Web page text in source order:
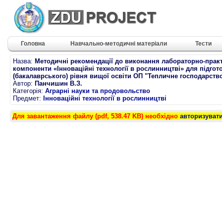
Головна Навчально-методичні матеріали Тести
Назва: Методичні рекомендації до виконання лабораторно-
компоненти «Інноваційні технології в рослинництві» для
(бакалаврського) рівня вищої освіти ОП "Тепличне
Автор: Панчишин В.З.
Категорія: Аграрні науки та продовольство
Предмет: Інноваційні технології в рослинництві
Для завантаження файлу (pdf, 538.47 KB) необхідно